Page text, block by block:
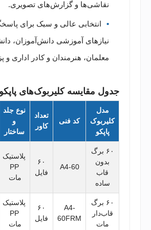
نقاشی‌ها و گزارش‌های تصویری.
انتخابی عالی و سبک برای
نیازهای آموزشی دانش‌آموزان،
معلمان، هنرمندان و کادر اداری
جدول مقایسه کلیربوک‌های پاپکو
مدل
کلیربوک
پاپکو
کد فنی
تعداد
کاور
نوع جلد
و
ساختار
۶۰ برگ
بدون
قاب
ساده
A4-60
۶۰
فایل
پلاستیک
PP
مات
۶۰ برگ
قاب‌دار
مات
A4-
60FRM
۶۰
فایل
پلاستیک
PP
مات